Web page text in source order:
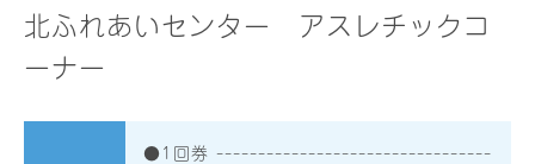
北ふれあいセンター アスレチックコ
ーナー
●1回券 ---------------------------------